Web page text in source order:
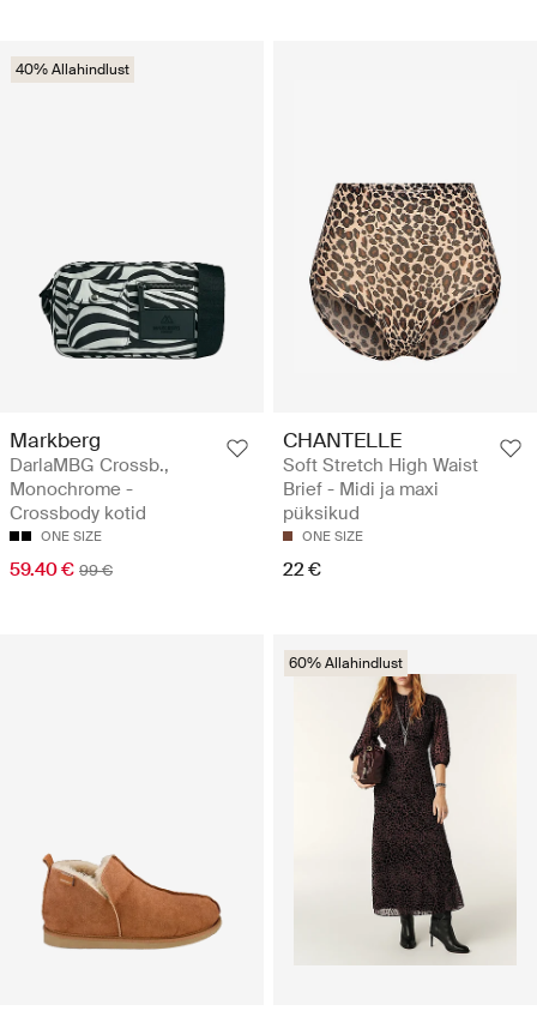
40% Allahindlust
Markberg
DarlaMBG Crossb.,
Monochrome -
Crossbody kotid
ONE SIZE
59.40 € 99 €
CHANTELLE
Soft Stretch High Waist
Brief - Midi ja maxi
püksikud
ONE SIZE
22 €
60% Allahindlust